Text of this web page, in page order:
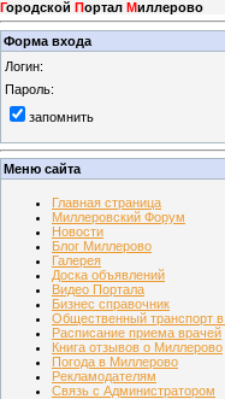
Городской Портал Миллерово
Форма входа
Логин:
Пароль:
запомнить
Меню сайта
Главная страница
Миллеровский Форум
Новости
Блог Миллерово
Галерея
Доска объявлений
Видео Портала
Бизнес справочник
Общественный транспорт
Расписание приема врачей
Книга отзывов о Миллерово
Погода в Миллерово
Рекламодателям
Связь с Администратором